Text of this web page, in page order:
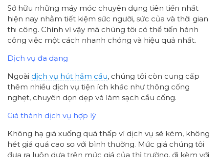
Sở hữu những máy móc chuyên dụng tiên tiến nhất
hiện nay nhằm tiết kiệm sức người, sức của và thời gian
thi công. Chính vì vậy mà chúng tôi có thể tiến hành
công việc một cách nhanh chóng và hiệu quả nhất.
Dịch vụ đa dạng
Ngoài dịch vụ hút hầm cầu, chúng tôi còn cung cấp
thêm nhiều dịch vụ tiện ích khác như thông cống
nghẹt, chuyên dọn dẹp và làm sạch cầu cống.
Giá thành dịch vụ hợp lý
Không hạ giá xuống quá thấp vì dịch vụ sẽ kém, không
hét giá quá cao so với bình thường. Mức giá chúng tôi
đưa ra luôn dựa trên mức giá của thị trường, đi kèm với